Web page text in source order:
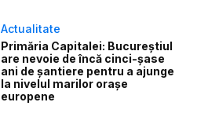
Actualitate
Primăria Capitalei: Bucureștiul
are nevoie de încă cinci-șase
ani de șantiere pentru a ajunge
la nivelul marilor orașe
europene